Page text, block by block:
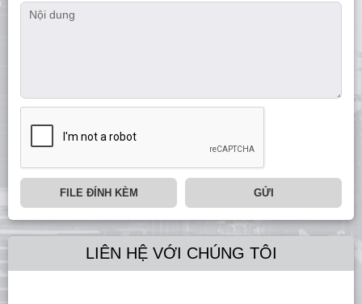
FILE ĐÍNH KÈM GỬI
LIÊN HỆ VỚI CHÚNG TÔI